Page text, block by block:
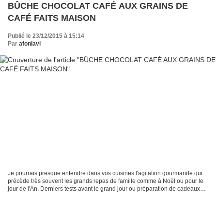
BÛCHE CHOCOLAT CAFÉ AUX GRAINS DE
CAFÉ FAITS MAISON
Publié le 23/12/2015 à 15:14
Par afonlavi
Je pourrais presque entendre dans vos cuisines l'agitation gourmande qui
précède très souvent les grands repas de famille comme à Noël ou pour le
jour de l'An. Derniers tests avant le grand jour ou préparation de cadeaux